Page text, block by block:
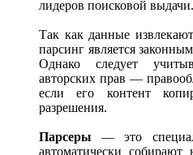
лидеров поисковой выдачи.
Так как данные
парсинг является
Однако следует
авторских прав —
если его контент
разрешения.
Парсеры — это
автоматически